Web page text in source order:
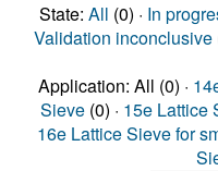
State: All (0) · In
Validation inconclusive
Application: All (0) ·
Sieve (0) · 15e Lattice
16e Lattice Sieve for